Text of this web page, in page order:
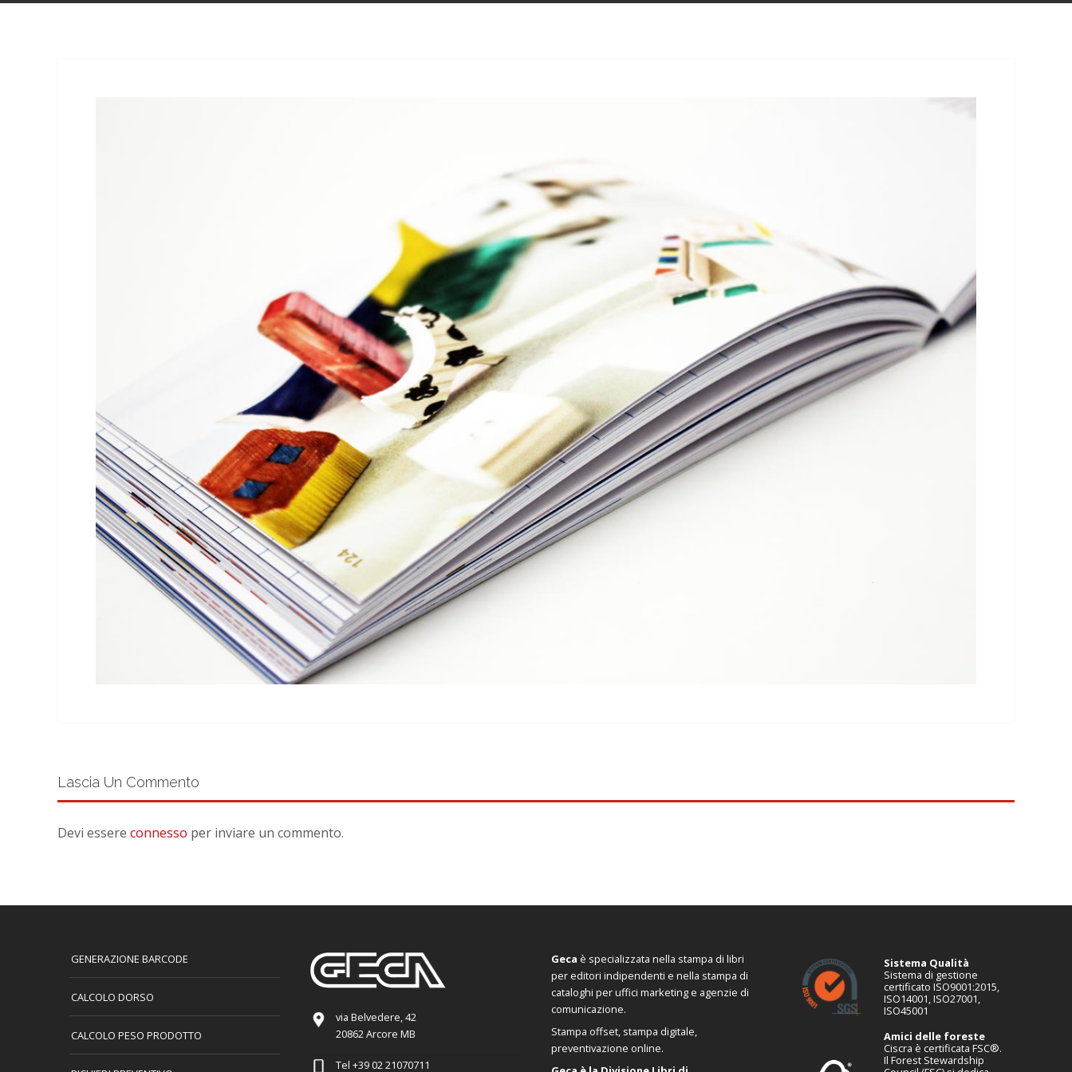
Lascia Un Commento
Devi essere connesso per inviare un commento.
GENERAZIONE BARCODE
CALCOLO DORSO
CALCOLO PESO PRODOTTO
via Belvedere, 42
20862 Arcore MB
Tel +39 02 21070711
Geca è specializzata nella stampa di libri
per editori indipendenti e nella stampa di
cataloghi per uffici marketing e agenzie di
comunicazione.
Stampa offset, stampa digitale,
preventivazione online.
Sistema Qualità
Sistema di gestione
certificato ISO9001:2015,
ISO14001, ISO27001,
ISO45001
Amici delle foreste
Ciscra è certificata FSC®.
Il Forest Stewardship